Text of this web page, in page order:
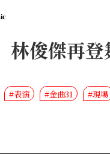
林俊傑再
#表演 #金曲31 #現場